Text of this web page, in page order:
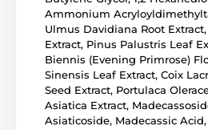
Ammonium
Ulmus Davidiana Root
Extract, Pinus Palustris Leaf
Biennis (Evening Primrose)
Sinensis Leaf Extract, Coix
Seed Extract, Portulaca
Asiatica Extract,
Asiaticoside, Madecassic